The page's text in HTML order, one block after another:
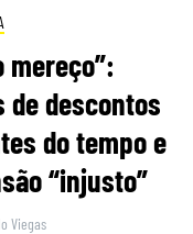
mereço”:
de descontos
do tempo e
“injusto”
Viegas